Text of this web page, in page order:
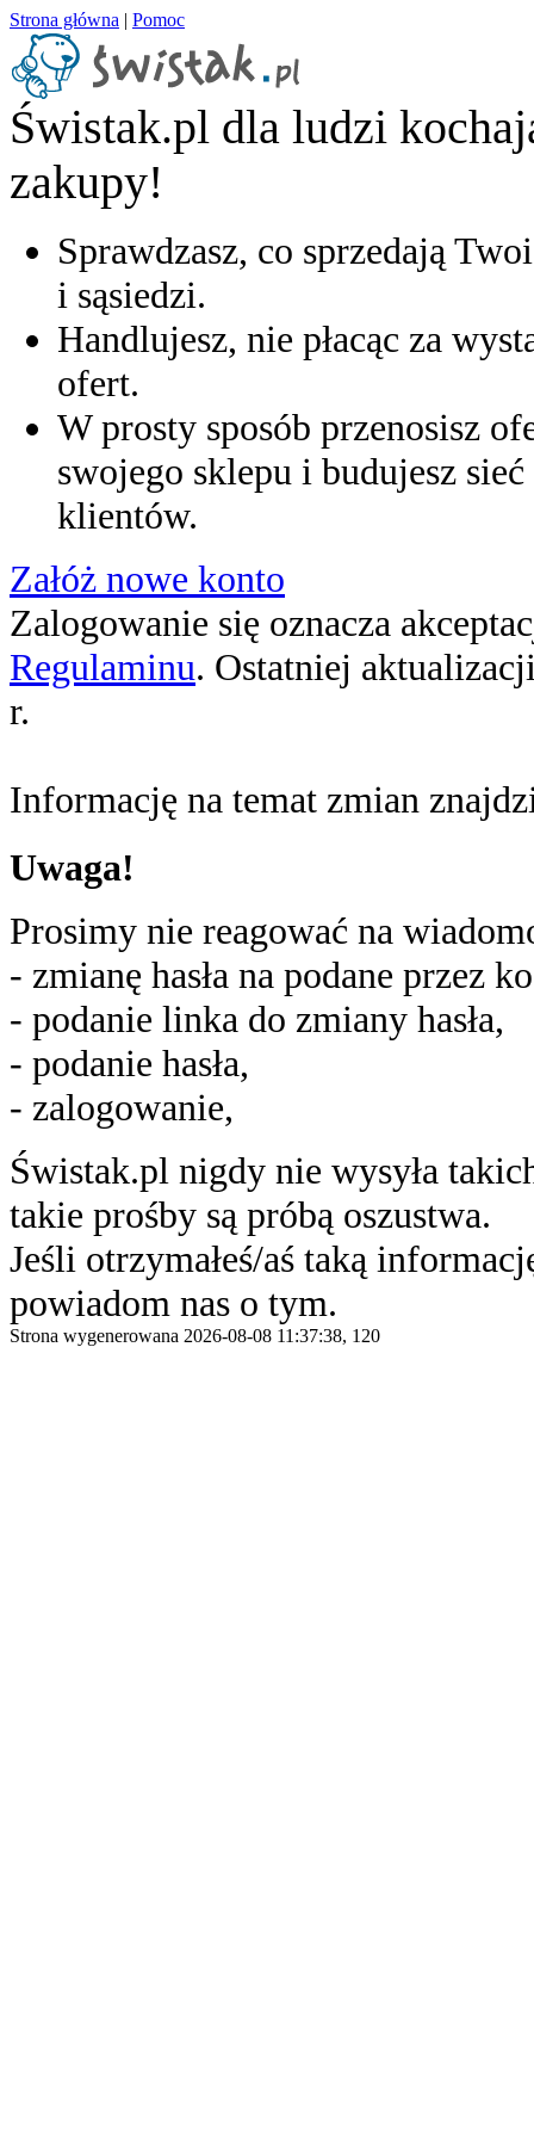
Strona główna | Pomoc
Świstak.pl dla ludzi
zakupy!
Sprawdzasz, co sprzedają
i sąsiedzi.
Handlujesz, nie płacąc za
ofert.
W prosty sposób przenosisz
swojego sklepu i budujesz sieć
klientów.
Załóż nowe konto
Zalogowanie się oznacza
Regulaminu. Ostatniej
r.
Informację na temat zmian
Uwaga!
Prosimy nie reagować na
- zmianę hasła na podane przez
- podanie linka do zmiany hasła,
- podanie hasła,
- zalogowanie,
Świstak.pl nigdy nie wysyła
takie prośby są próbą oszustwa.
Jeśli otrzymałeś/aś taką
powiadom nas o tym.
Strona wygenerowana 2026-08-08 11:37:38, 120